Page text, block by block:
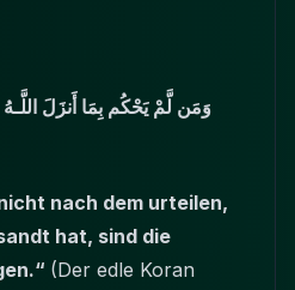
وَمَن لَّمْ يَحْكُم بِمَا أَنزَلَ
nach dem urteilen,
hat, sind die
(Der edle Koran